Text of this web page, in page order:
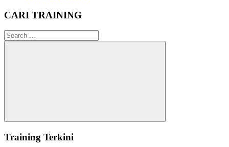
CARI TRAINING
Search
for:
Search
Training Terkini